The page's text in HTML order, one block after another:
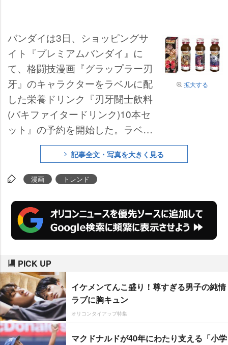
拡大する
バンダイは3日、ショッピングサ
イト『プレミアムバンダイ』に
て、格闘技漫画『グラップラー刃
牙』のキャラクターをラベルに配
した栄養ドリンク『刃牙闘士飲料
(バキファイタードリンク)10本セ
ット』の予約を開始した。ラベル
の種類は全12種類で、主人公の範
馬刃牙をはじめ、作中に登場する
12人の闘士が1本ずつ個別に描か
記事全文・写真を大きく見る
漫画 トレンド
PICK UP
イケメンてんこ盛り！尊すぎる男子の純情
ラブに胸キュン
オリコンタイアップ特集
マクドナルドが40年にわたり支える「小学